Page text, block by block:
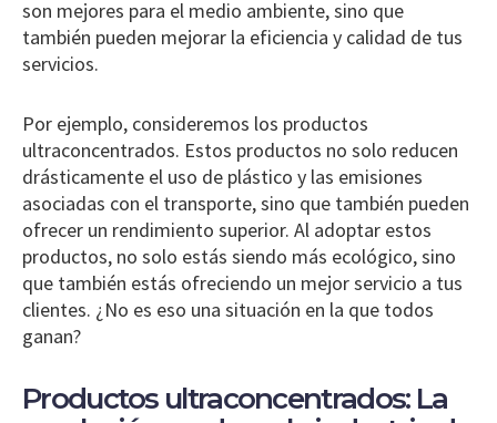
son mejores para el medio ambiente, sino que
también pueden mejorar la eficiencia y calidad de tus
servicios.
Por ejemplo, consideremos los productos
ultraconcentrados. Estos productos no solo reducen
drásticamente el uso de plástico y las emisiones
asociadas con el transporte, sino que también pueden
ofrecer un rendimiento superior. Al adoptar estos
productos, no solo estás siendo más ecológico, sino
que también estás ofreciendo un mejor servicio a tus
clientes. ¿No es eso una situación en la que todos
ganan?
Productos ultraconcentrados: La